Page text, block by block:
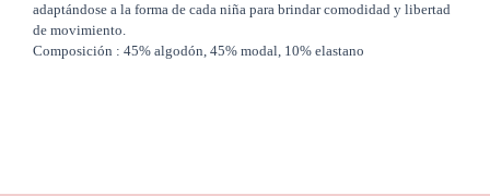
adaptándose a la forma de cada niña para brindar comodidad y libertad
de movimiento.
Composición : 45% algodón, 45% modal, 10% elastano